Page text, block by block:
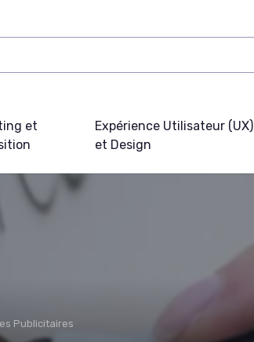
et
Expérience Utilisateur (UX)
et Design
Publicitaires